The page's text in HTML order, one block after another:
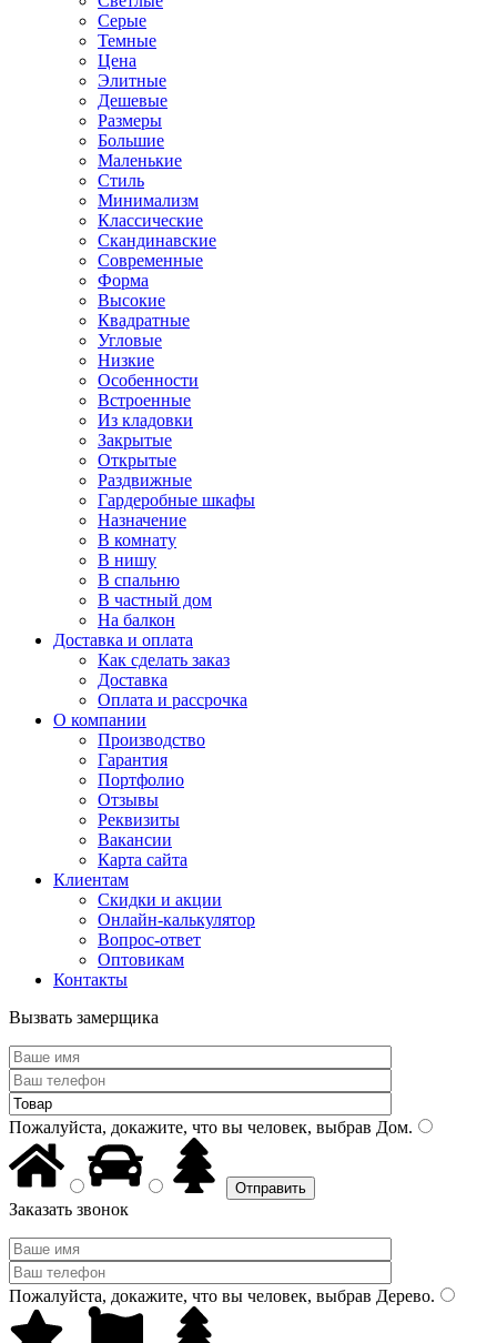
Серые
Темные
Цена
Элитные
Дешевые
Размеры
Большие
Маленькие
Стиль
Минимализм
Классические
Скандинавские
Современные
Форма
Высокие
Квадратные
Угловые
Низкие
Особенности
Встроенные
Из кладовки
Закрытые
Открытые
Раздвижные
Гардеробные шкафы
Назначение
В комнату
В нишу
В спальню
В частный дом
На балкон
Доставка и оплата
Как сделать заказ
Доставка
Оплата и рассрочка
О компании
Производство
Гарантия
Портфолио
Отзывы
Реквизиты
Вакансии
Карта сайта
Клиентам
Скидки и акции
Онлайн-калькулятор
Вопрос-ответ
Оптовикам
Контакты
Вызвать замерщика
Пожалуйста, докажите, что вы человек, выбрав Дом.
Заказать звонок
Пожалуйста, докажите, что вы человек, выбрав Дерево.